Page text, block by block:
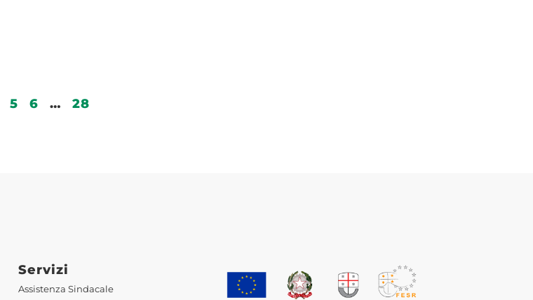
5 6 … 28
Servizi
Assistenza Sindacale